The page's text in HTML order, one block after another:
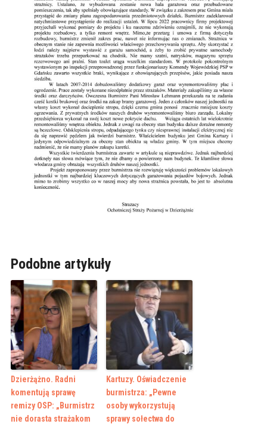
Podobne artykuły
Dzierżążno. Radni
komentują sprawę
remizy OSP: „Burmistrz
nie dorasta strażakom
Kartuzy. Oświadczenie
burmistrza: „Pewne
osoby wykorzystują
sprawy sołectwa do